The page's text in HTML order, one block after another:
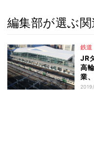
編集部が選ぶ
鉄道
JR
高
業